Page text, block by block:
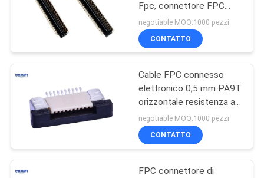
Fpc, connettore FPC
resistente 0,4 mm / 0,3
mm di passo
negotiable MOQ:1000 pezzi
CONTATTO
Cable FPC connesso
elettronico 0,5 mm PA9T
orizzontale resistenza al
ripiegamento materiale
negotiable MOQ:1000 pezzi
CONTATTO
FPC connettore di